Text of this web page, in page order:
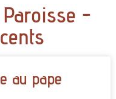
-
au pape